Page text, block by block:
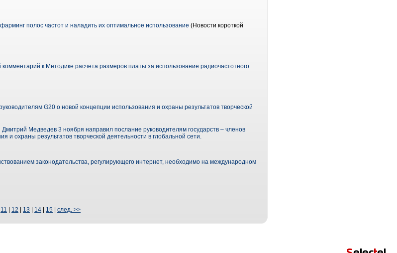
полос частот и наладить их оптимальное использование (Новости короткой
комментарий к Методике расчета размеров платы за использование радиочастотного
G20 о новой концепции использования и охраны результатов творческой
Медведев 3 ноября направил послание руководителям государств – членов
и охраны результатов творческой деятельности в глобальной сети.
законодательства, регулирующего интернет, необходимо на международном
11 12 13 14 15 след. >>